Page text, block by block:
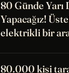
80 Günde
Yapacağız!
elektrikli bir
80.000 kişi